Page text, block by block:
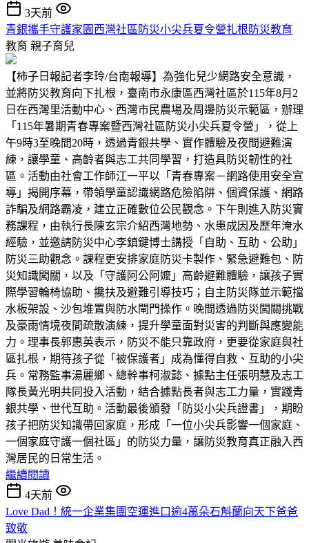
3天前
青銀攜手守護家園西灣社區防災小尖兵夏令營扎根防災教育
教育 親子育兒
【柿子日報記者李玲/台南報導】為強化兒少網路安全意識，
並將防災教育向下扎根，臺南市永康區西灣社區於115年8月2
日在西灣里活動中心、西灣市民農場及周邊防災示範區，辦理
「115年暑期青春專案暨西灣社區防災小尖兵夏令營」，從上
午9時3至晚間20時，透過青銀共學、實作體驗及夜間避難演
練，讓學童、高齡者與志工共同學習，打造具防災韌性的社
區。活動由社會工作師江一平以「青春專案－網路使用安全宣
導」揭開序幕，帶領學童認識網路危險陷阱、個資保護、網路
詐騙及網路霸凌，建立正確數位公民觀念。下午則進入防災實
務課程，由執行長陳玄宗介紹西灣地勢、水患成因及歷年淹水
經驗，並邀請防災中心李鎮鍵博士講授「自助、互助、公助」
防災三助觀念。課程更安排家庭防災卡製作、緊急避難包、防
災知識闖關，以及「守護阿公阿嬤」高齡避難體驗，讓孩子實
際學習輪椅協助、攙扶及避難引導技巧；自主防災隊並示範擋
水板架設、沙包堆置與防水閘門操作。晚間透過防災闖關挑戰
及豪雨情境夜間疏散演練，提升學童面對災害的判斷與應變能
力。理事長郭惠英表示，防災不能只靠政府，更要從家庭與社
區扎根，期待孩子從「被保護者」成為懂得自救、互助的小尖
兵。常務監事湯麗鄉、總幹事柯淑懿、據點主任張明慧及志工
隊長黃光明共同投入活動，結合據點長者與志工力量，實踐青
銀共學、世代互助。活動最後頒發「防災小尖兵證書」，期盼
孩子把防災知識帶回家庭，形成「一位小尖兵影響一個家庭、
一個家庭守護一個社區」的防災力量，讓防災教育真正融入西
灣居民的日常生活。
繼續閱讀
4天前
Love Dad！統一企業集團空運進口逾4萬朵石斛蘭向天下爸爸
致敬